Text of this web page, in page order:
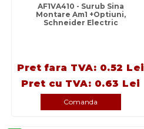
AF1VA410 - Surub Sina
Montare Am1 +Optiuni,
Schneider Electric
Pret fara TVA: 0.52 Lei
Pret cu TVA: 0.63 Lei
Comanda